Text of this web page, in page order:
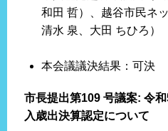
和田 哲）、越谷市民ネ
清水 泉、大田 ちひろ）
本会議議決結果：可決
市長提出第109 号議案: 令
入歳出決算認定について